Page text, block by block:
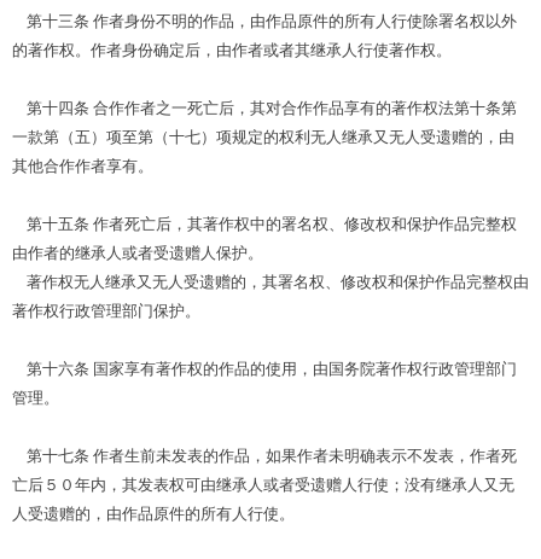
第十三条 作者身份不明的作品，由作品原件的所有人行使除署名权以外
的著作权。作者身份确定后，由作者或者其继承人行使著作权。
第十四条 合作作者之一死亡后，其对合作作品享有的著作权法第十条第
一款第（五）项至第（十七）项规定的权利无人继承又无人受遗赠的，由
其他合作作者享有。
第十五条 作者死亡后，其著作权中的署名权、修改权和保护作品完整权
由作者的继承人或者受遗赠人保护。
著作权无人继承又无人受遗赠的，其署名权、修改权和保护作品完整权由
著作权行政管理部门保护。
第十六条 国家享有著作权的作品的使用，由国务院著作权行政管理部门
管理。
第十七条 作者生前未发表的作品，如果作者未明确表示不发表，作者死
亡后５０年内，其发表权可由继承人或者受遗赠人行使；没有继承人又无
人受遗赠的，由作品原件的所有人行使。